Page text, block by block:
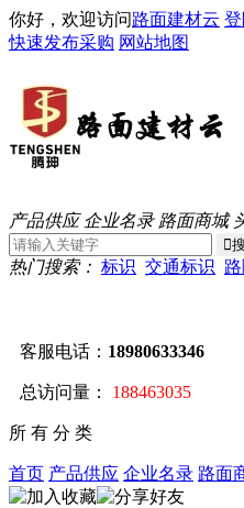
你好，欢迎访问路面建材云
快速发布采购 网站地图
产品供应 企业名录 路面商城
热门搜索： 标识 交通标识
客服电话： 18980633346
总访问量： 188463035
所 有 分 类
首页 产品供应 企业名录 路面